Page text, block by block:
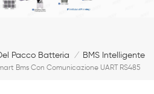
Pacco Batteria / BMS Intelligente
Bms Con Comunicazione UART RS485